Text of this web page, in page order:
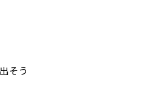
そう